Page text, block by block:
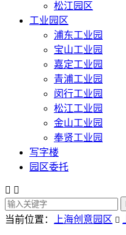
松江园区
工业园区
浦东工业园
宝山工业园
嘉定工业园
青浦工业园
闵行工业园
松江工业园
金山工业园
奉贤工业园
写字楼
园区委托
 
当前位置： 上海创意园区 